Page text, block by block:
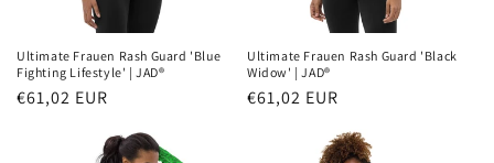
Ultimate Frauen Rash Guard 'Blue
Fighting Lifestyle' | JAD®
Normaler
€61,02 EUR
Ultimate Frauen Rash Guard 'Black
Widow' | JAD®
Normaler
€61,02 EUR